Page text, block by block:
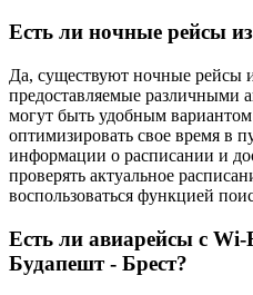
Есть ли ночные рейсы
Да, существуют ночные рейсы
предоставляемые различными
могут быть удобным
оптимизировать свое время в
информации о расписании и
проверять актуальное
воспользоваться функцией
Есть ли авиарейсы с
Будапешт - Брест?